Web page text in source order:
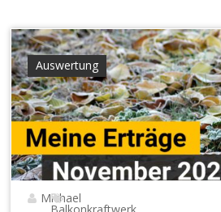
Auswertung
Michael